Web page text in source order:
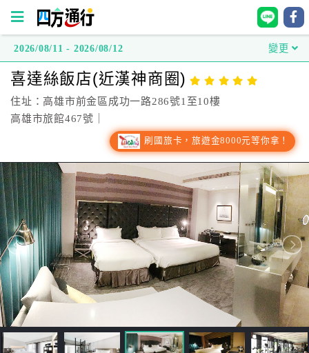
方
通
行
台
灣
訂
房
直
接
跟
飯
2026/08/11 - 2026/08/12 變更
喜達絲飯店(近漢神商圈)
住址：高雄市前金區成功一路286號1至10樓
高雄市旅館467號｜
刷國旅卡，旅遊金8000元等你拿！